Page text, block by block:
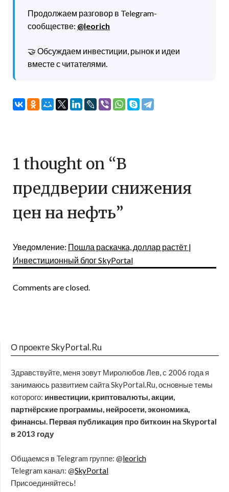
Продолжаем разговор в Telegram-
сообществе: @leorich
🤝 Обсуждаем инвестиции, рынок и идеи
вместе с читателями.
1 thought on “В
преддверии снижения
цен на нефть”
Уведомление: Пошла раскачка, доллар растёт |
Инвестиционный блог SkyPortal
Comments are closed.
О проекте SkyPortal.Ru
Здравствуйте, меня зовут Миролюбов Лев, с 2006 года я
занимаюсь развитием сайта SkyPortal.Ru, основные темы
которого: инвестиции, криптовалюты, акции,
партнёрские программы, нейросети, экономика,
финансы. Первая публикация про биткоин на Skyportal
в 2013 году
Общаемся в Telegram группе: @leorich
Telegram канал: @SkyPortal
Присоединяйтесь!